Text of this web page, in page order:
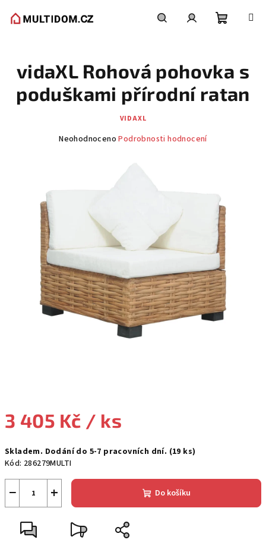
košík
3 405 Kč / ks
cena:
Skladem. Dodání do 5-7 pracovních dní. (19 ks)
Kód: 286279MULTI
+
− Do košíku
vidaXL Rohová pohovka s
poduškami přírodní ratan
VIDAXL
Průměrné
hvězdiček.
Neohodnoceno Podrobnosti hodnocení